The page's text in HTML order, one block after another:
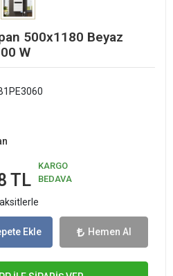
500x1180 Beyaz
W
TL
KARGO
BEDAVA
Ekle Hemen Al